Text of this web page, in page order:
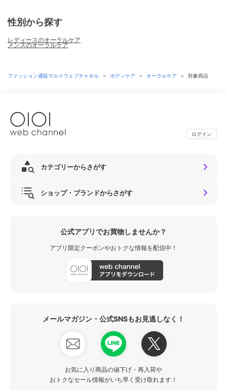
性別から探す
レディースのオーラルケア
メンズのオーラルケア
ファッション通販マルイウェブチャネル ＞ ボディケア ＞ オーラルケア ＞ 対象商品
ログイン
カテゴリーからさがす
ショップ・ブランドからさがす
公式アプリでお買物しませんか？
アプリ限定クーポンやおトクな情報を配信中！
メールマガジン・公式SNSもお見逃しなく！
お気に入り商品の値下げ・再入荷や
おトクなセール情報がいち早く受け取れます！